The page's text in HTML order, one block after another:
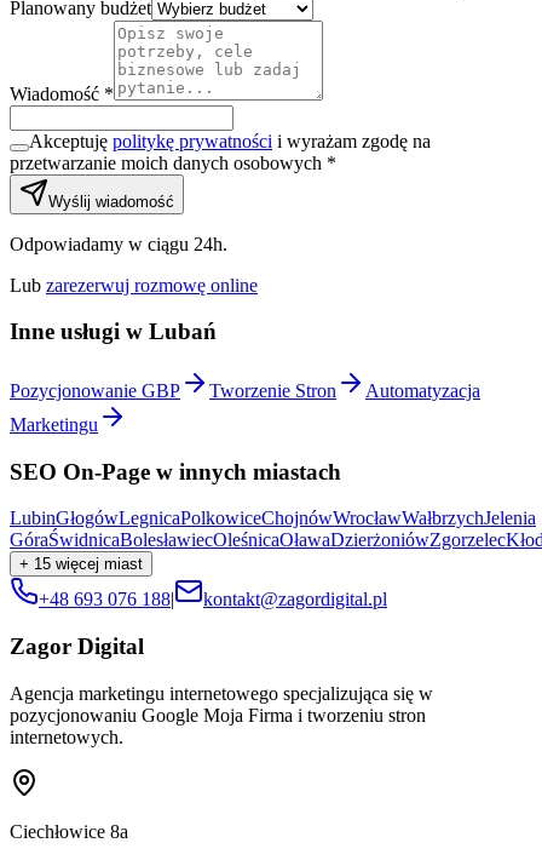
Planowany budżet
Wiadomość *
Akceptuję politykę prywatności i wyrażam zgodę na
przetwarzanie moich danych osobowych *
Wyślij wiadomość
Odpowiadamy w ciągu 24h.
Lub zarezerwuj rozmowę online
Inne usługi w Lubań
Pozycjonowanie GBP Tworzenie Stron
Automatyzacja
Marketingu
SEO On-Page w innych miastach
LubinGłogówLegnicaPolkowiceChojnówWrocławWałbrzychJelenia
GóraŚwidnicaBolesławiecOleśnicaOławaDzierżoniówZgorzelec
+ 15 więcej miast
+48 693 076 188| kontakt@zagordigital.pl
Zagor Digital
Agencja marketingu internetowego specjalizująca się w
pozycjonowaniu Google Moja Firma i tworzeniu stron
internetowych.
Ciechłowice 8a